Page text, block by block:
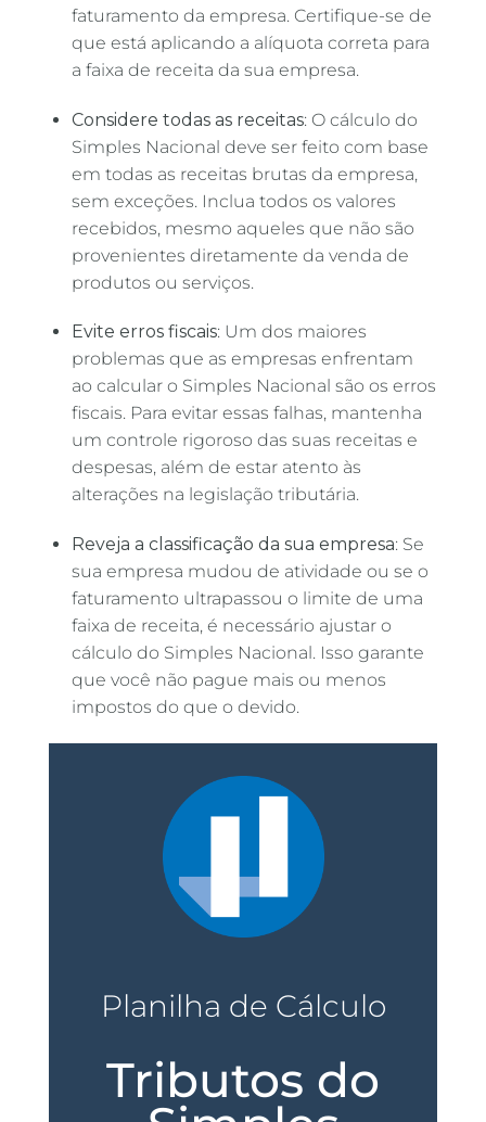
faturamento da empresa. Certifique-se de
que está aplicando a alíquota correta para
a faixa de receita da sua empresa.
Considere todas as receitas: O cálculo do
Simples Nacional deve ser feito com base
em todas as receitas brutas da empresa,
sem exceções. Inclua todos os valores
recebidos, mesmo aqueles que não são
provenientes diretamente da venda de
produtos ou serviços.
Evite erros fiscais: Um dos maiores
problemas que as empresas enfrentam
ao calcular o Simples Nacional são os erros
fiscais. Para evitar essas falhas, mantenha
um controle rigoroso das suas receitas e
despesas, além de estar atento às
alterações na legislação tributária.
Reveja a classificação da sua empresa: Se
sua empresa mudou de atividade ou se o
faturamento ultrapassou o limite de uma
faixa de receita, é necessário ajustar o
cálculo do Simples Nacional. Isso garante
que você não pague mais ou menos
impostos do que o devido.
Planilha de Cálculo
Tributos do